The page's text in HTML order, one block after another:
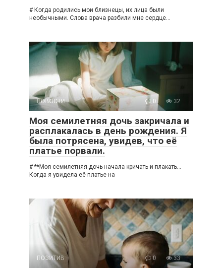
# Когда родились мои близнецы, их лица были
необычными. Слова врача разбили мне сердце…
НОВОСТИ 0 32
Моя семилетняя дочь закричала и
расплакалась в день рождения. Я
была потрясена, увидев, что её
платье порвали.
# **Моя семилетняя дочь начала кричать и плакать…
Когда я увидела её платье на
ПОЗИТИВ 0 33